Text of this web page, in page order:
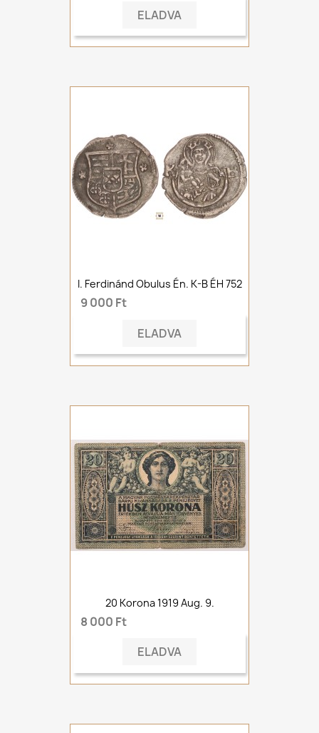
ELADVA
I. Ferdinánd Obulus Én. K-B ÉH 752
9 000 Ft
ELADVA
20 Korona 1919 Aug. 9.
8 000 Ft
ELADVA